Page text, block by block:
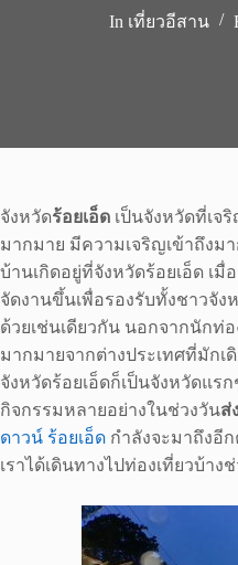
In เที่ยวอีสาน
จังหวัดร้อยเอ็ด เป็นจังหวัดที่เจ
มากมาย มีความเจริญเข้าถึงม
บ้านเกิดอยู่ที่จังหวัดร้อยเอ็ด เ
จัดงานขึ้นเพื่อรองรับทั้งชาวจัง
ด้วยเช่นเดียวกัน นอกจากนักท่
มากมายจากต่างประเทศที่มักเ
จังหวัดร้อยเอ็ดก็เป็นจังหวัดแร
กิจกรรมหลายอย่างในช่วงวันส่
ดาวน์ ร้อยเอ็ด กำลังจะมาถึงอี
เราได้เดินทางไปท่องเที่ยวบ้าง